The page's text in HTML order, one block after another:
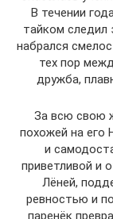
В течении
тайком следил
набрался
тех пор
дружба,
За всю свою
похожей на его
и
приветливой и
Лёней,
ревностью и
паренёк